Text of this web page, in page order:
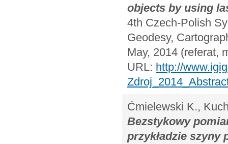
objects by using
4th Czech-Polish
Geodesy,
May, 2014 (referat,
URL: http://
Ćmielewski K.,
Bezstykowy
przykładzie szyny